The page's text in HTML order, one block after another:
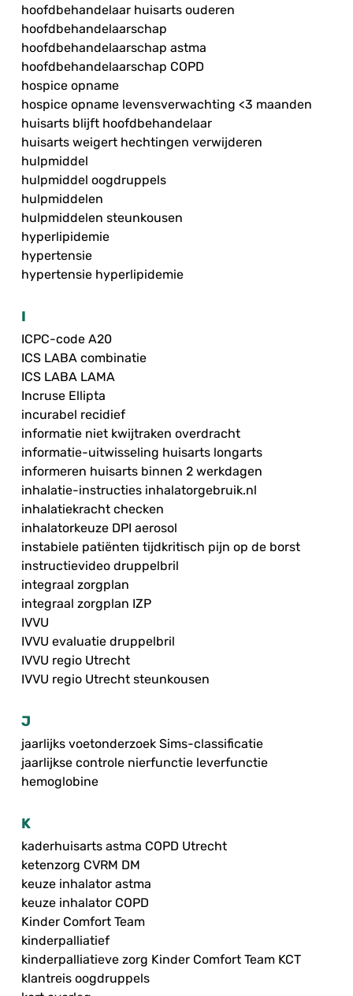
hoofdbehandelaar huisarts ouderen
hoofdbehandelaarschap
hoofdbehandelaarschap astma
hoofdbehandelaarschap COPD
hospice opname
hospice opname levensverwachting <3 maanden
huisarts blijft hoofdbehandelaar
huisarts weigert hechtingen verwijderen
hulpmiddel
hulpmiddel oogdruppels
hulpmiddelen
hulpmiddelen steunkousen
hyperlipidemie
hypertensie
hypertensie hyperlipidemie
I
ICPC-code A20
ICS LABA combinatie
ICS LABA LAMA
Incruse Ellipta
incurabel recidief
informatie niet kwijtraken overdracht
informatie-uitwisseling huisarts longarts
informeren huisarts binnen 2 werkdagen
inhalatie-instructies inhalatorgebruik.nl
inhalatiekracht checken
inhalatorkeuze DPI aerosol
instabiele patiënten tijdkritisch pijn op de borst
instructievideo druppelbril
integraal zorgplan
integraal zorgplan IZP
IVVU
IVVU evaluatie druppelbril
IVVU regio Utrecht
IVVU regio Utrecht steunkousen
J
jaarlijks voetonderzoek Sims-classificatie
jaarlijkse controle nierfunctie leverfunctie
hemoglobine
K
kaderhuisarts astma COPD Utrecht
ketenzorg CVRM DM
keuze inhalator astma
keuze inhalator COPD
Kinder Comfort Team
kinderpalliatief
kinderpalliatieve zorg Kinder Comfort Team KCT
klantreis oogdruppels